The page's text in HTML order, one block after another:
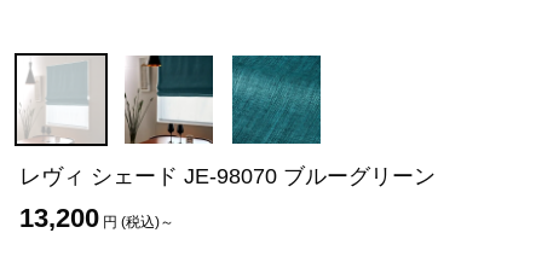
レヴィ シェード JE-98070 ブルーグリーン
13,200 円 (税込)～